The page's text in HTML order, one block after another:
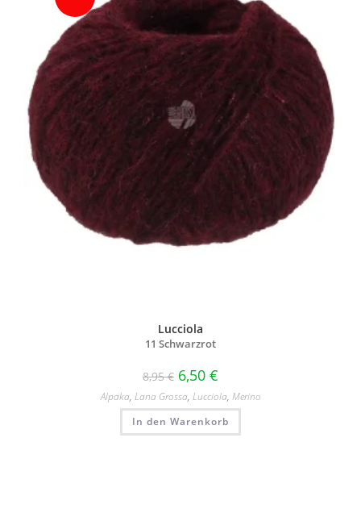
Lucciola
11 Schwarzrot
8,95€ 6,50 €
Alpaka, Lana Grossa, Lucciola, Merino
In den Warenkorb